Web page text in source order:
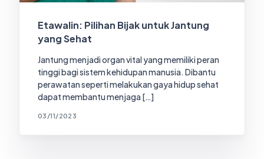
Etawalin: Pilihan Bijak untuk Jantung
yang Sehat
Jantung menjadi organ vital yang memiliki peran
tinggi bagi sistem kehidupan manusia. Dibantu
perawatan seperti melakukan gaya hidup sehat
dapat membantu menjaga […]
03/11/2023